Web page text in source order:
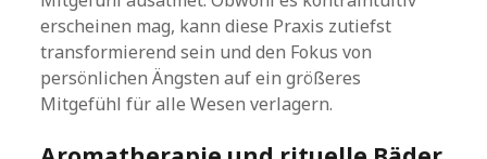
erscheinen mag, kann diese Praxis zutiefst
transformierend sein und den Fokus von
persönlichen Ängsten auf ein größeres
Mitgefühl für alle Wesen verlagern.